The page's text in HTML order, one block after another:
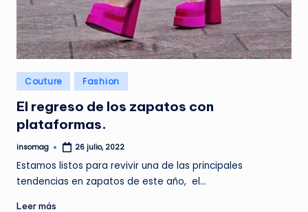
A
Z
I
N
E
Publicado
en
Couture Fashion
El regreso de los zapatos con
plataformas.
Publicado
insomag 26 julio, 2022
Estamos listos para revivir una de las principales
tendencias en zapatos de este año, el…
Leer más